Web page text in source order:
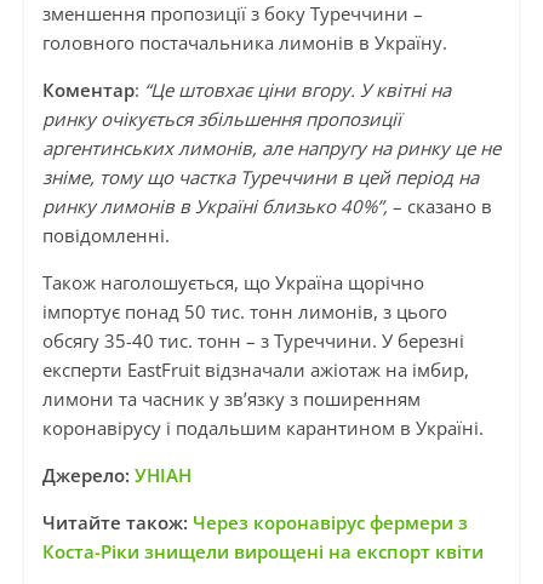
зменшення пропозиції з боку Туреччини –
головного постачальника лимонів в Україну.
Коментар: “Це штовхає ціни вгору. У квітні на
ринку очікується збільшення пропозиції
аргентинських лимонів, але напругу на ринку це не
зніме, тому що частка Туреччини в цей період на
ринку лимонів в Україні близько 40%”, – сказано в
повідомленні.
Також наголошується, що Україна щорічно
імпортує понад 50 тис. тонн лимонів, з цього
обсягу 35-40 тис. тонн – з Туреччини. У березні
експерти EastFruit відзначали ажіотаж на імбир,
лимони та часник у зв’язку з поширенням
коронавірусу і подальшим карантином в Україні.
Джерело: УНІАН
Читайте також: Через коронавірус фермери з
Коста-Ріки знищели вирощені на експорт квіти